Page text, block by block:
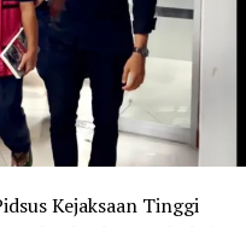
seleksi Polda
antaranya ADC
kerugian Rp 525 juta.
Jambi mengaku
Kejaksaan Tinggi